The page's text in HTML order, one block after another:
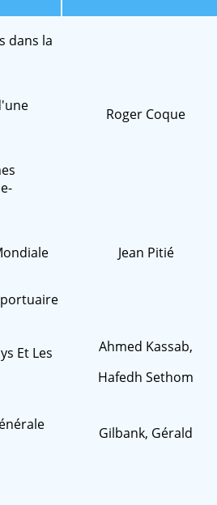
dans la
Roger Coque
Jean Pitié
Et Les
Ahmed Kassab,
Hafedh Sethom
Gilbank, Gérald